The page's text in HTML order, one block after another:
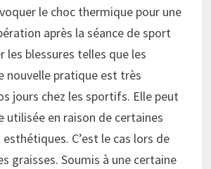
le choc thermique pour une
après la séance de sport
les blessures telles que les
nouvelle pratique est très
jours chez les sportifs. Elle peut
utilisée en raison de certaines
C’est le cas lors de
graisses. Soumis à une certaine